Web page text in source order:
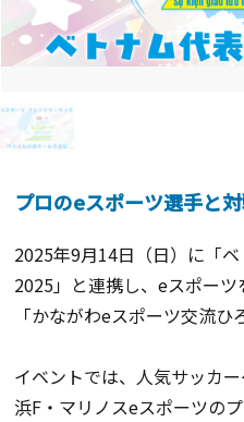
プロのeスポーツ選手と
2025年9月14日（日）に「
2025」と連携し、eスポー
「かながわeスポーツ交流ひ
イベントでは、人気サッカ
浜F・マリノスeスポーツの